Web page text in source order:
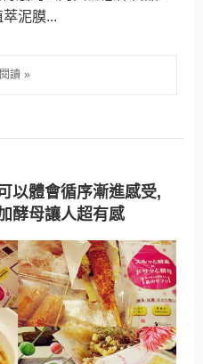
泥膜...
以體會循序漸進感受,
酵母讓人超有感